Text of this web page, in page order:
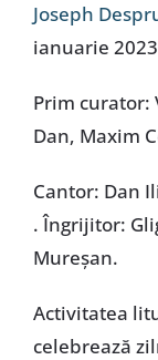
Joseph
ianuarie
Prim curator:
Dan, Maxim
Cantor: Dan
. Îngrijitor:
Mureșan.
Activitatea
celebrează